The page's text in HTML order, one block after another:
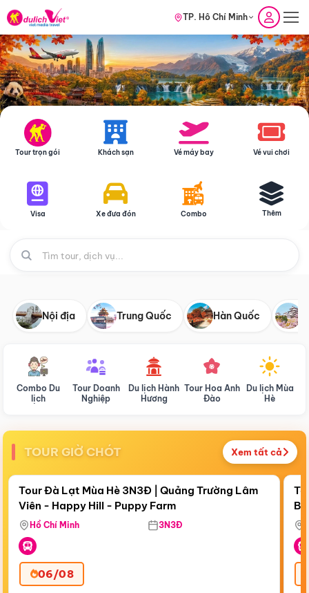
TP. Hồ Chí Minh
Tour trọn gói Khách sạn Vé máy bay Vé vui chơi
Visa Xe đưa đón Combo Thêm
Nội địa Trung Quốc Hàn Quốc
Combo Du
lịch
Tour Doanh
Nghiệp
Du lịch Hành
Hương
Tour Hoa Anh
Đào
Du lịch Mùa
Hè
TOUR GIỜ CHÓT Xem tất cả
Còn18:05:47
Điểm nổi bật
Tour Đà Lạt Mùa Hè 3N3Đ | Quảng Trường Lâm
Viên - Happy Hill - Puppy Farm
Hồ Chí Minh 3N3Đ
06/08